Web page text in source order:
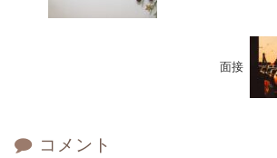
面接
コメント